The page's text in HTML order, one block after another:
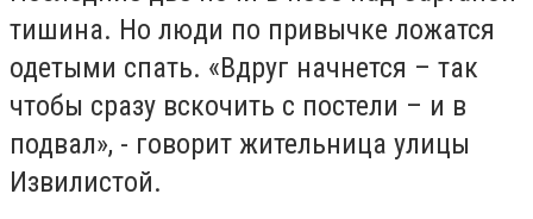
тишина. Но люди по привычке ложатся
одетыми спать. «Вдруг начнется – так
чтобы сразу вскочить с постели – и в
подвал», - говорит жительница улицы
Извилистой.